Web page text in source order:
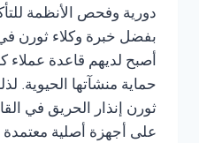
دورية وفحص الأنظمة
بفضل خبرة وكلاء ثورن
أصبح لديهم قاعدة عملاء
حماية منشآتها الحيوية.
ثورن إنذار الحريق في
على أجهزة أصلية معتمدة